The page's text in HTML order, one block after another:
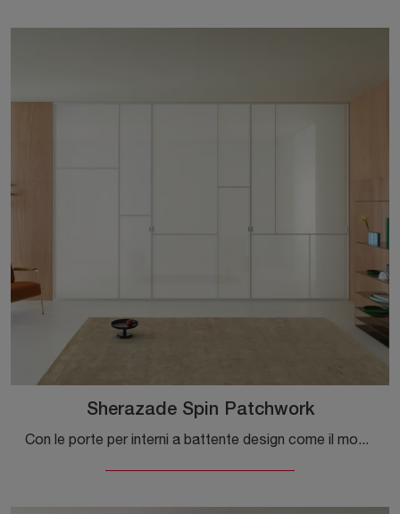
Sherazade Spin Patchwork
Con le porte per interni a battente design come il modello Sherazade Spin Patchwork di Glas Italia potrai ultimare il tuo progetto d'arredo.